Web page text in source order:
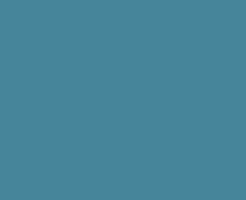
PRÉSENTATION DE LA
La Fondation Franco-Japonaise